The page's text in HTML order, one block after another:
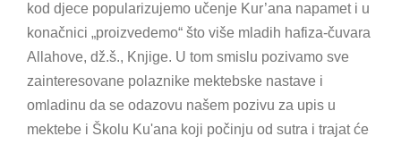
kod djece popularizujemo učenje Kur’ana napamet i u
konačnici „proizvedemo“ što više mladih hafiza-čuvara
Allahove, dž.š., Knjige. U tom smislu pozivamo sve
zainteresovane polaznike mektebske nastave i
omladinu da se odazovu našem pozivu za upis u
mektebe i Školu Ku'ana koji počinju od sutra i trajat će